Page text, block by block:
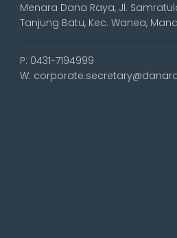
Menara Dana Raya, Jl.
Tanjung Batu, Kec. Wanea,
P: 0431-7194999
W: